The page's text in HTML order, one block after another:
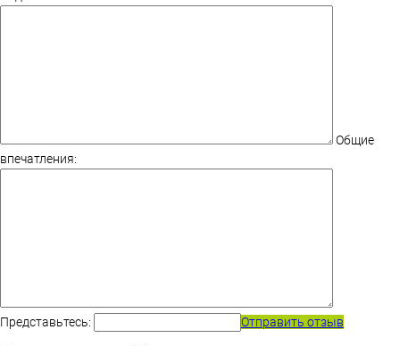
Общие
впечатления:
Представьтесь: Отправить отзыв